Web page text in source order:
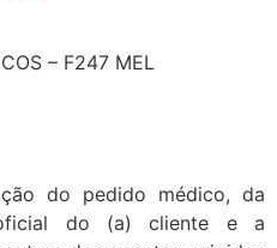
– F247 MEL
do pedido médico, da
do (a) cliente e a